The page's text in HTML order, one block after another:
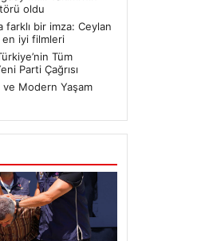
oldu
farklı bir imza: Ceylan
en iyi filmleri
Tüm
Parti Çağrısı
ve Modern Yaşam